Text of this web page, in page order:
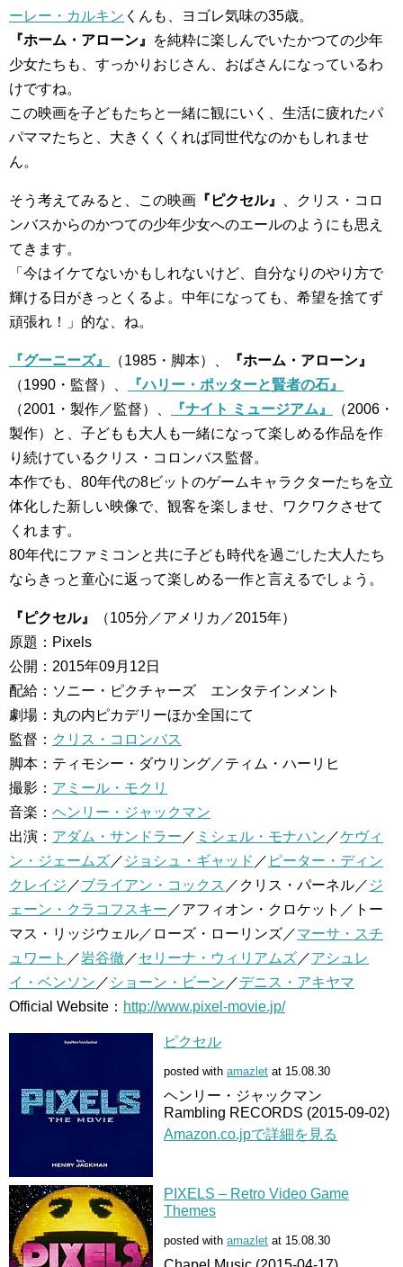
ーレー・カルキン くんも、ヨゴレ気味の35歳。
『ホーム・アローン』
を純粋に楽しんでいたかつての少年
少女たちも、すっかりおじさん、おばさんになっているわ
けですね。
この映画を子どもたちと一緒に観にいく、生活に疲れたパ
パママたちと、大きくくくれば同世代なのかもしれませ
ん。
そう考えてみると、この映画 『ピクセル』
、クリス・コロ
ンバスからのかつての少年少女へのエールのようにも思え
てきます。
「今はイケてないかもしれないけど、自分なりのやり方で
輝ける日がきっとくるよ。中年になっても、希望を捨てず
頑張れ！」的な、ね。
『グーニーズ』 （1985・脚本）、
『ホーム・アローン』
（1990・監督）、
『ハリー・ポッターと賢者の石』
（2001・製作／監督）、
『ナイト ミュージアム』
（2006・
製作）と、子どもも大人も一緒になって楽しめる作品を作
り続けているクリス・コロンバス監督。
本作でも、80年代の8ビットのゲームキャラクターたちを立
体化した新しい映像で、観客を楽しませ、ワクワクさせて
くれます。
80年代にファミコンと共に子ども時代を過ごした大人たち
ならきっと童心に返って楽しめる一作と言えるでしょう。
『ピクセル』
（105分／アメリカ／2015年）
原題：Pixels
公開：2015年09月12日
配給：ソニー・ピクチャーズ エンタテインメント
劇場：丸の内ピカデリーほか全国にて
監督： クリス・コロンバス
脚本：ティモシー・ダウリング／ティム・ハーリヒ
撮影： アミール・モクリ
音楽： ヘンリー・ジャックマン
出演： アダム・サンドラー ／ ミシェル・モナハン ／ケヴィ
ン・ジェームズ／ ジョシュ・ギャッド ／ ピーター・ディン
クレイジ ／ブライアン・コックス ／クリス・パーネル／ ジ
ェーン・クラコフスキー ／アフィオン・クロケット／トー
マス・リッジウェル／ローズ・ローリンズ／マーサ・スチ
ュワート ／岩谷徹 ／セリーナ・ウィリアムズ／アシュレ
イ・ベンソン ／ ショーン・ビーン ／デニス・アキヤマ
Official Website： http://www.pixel-movie.jp/
ピクセル
posted with amazlet at 15.08.30
ヘンリー・ジャックマン
Rambling RECORDS (2015-09-02)
Amazon.co.jpで詳細を見る
PIXELS – Retro Video Game
Themes
posted with amazlet at 15.08.30